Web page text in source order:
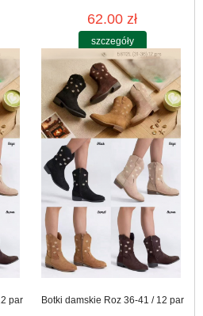
62.00 zł
szczegóły
par Botki damskie Roz 36-41 / 12 par